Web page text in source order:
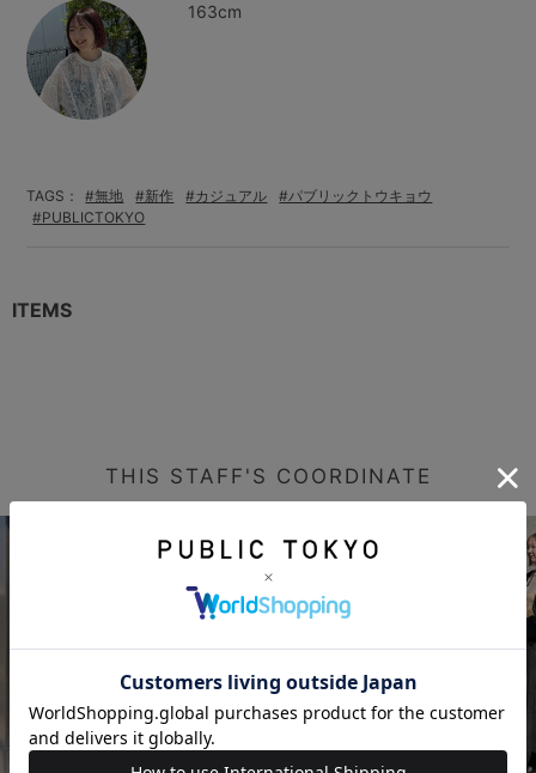
163cm
TAGS： #無地 #新作 #カジュアル
#パブリックトウキョウ
#PUBLICTOKYO
ITEMS
THIS STAFF'S COORDINATE